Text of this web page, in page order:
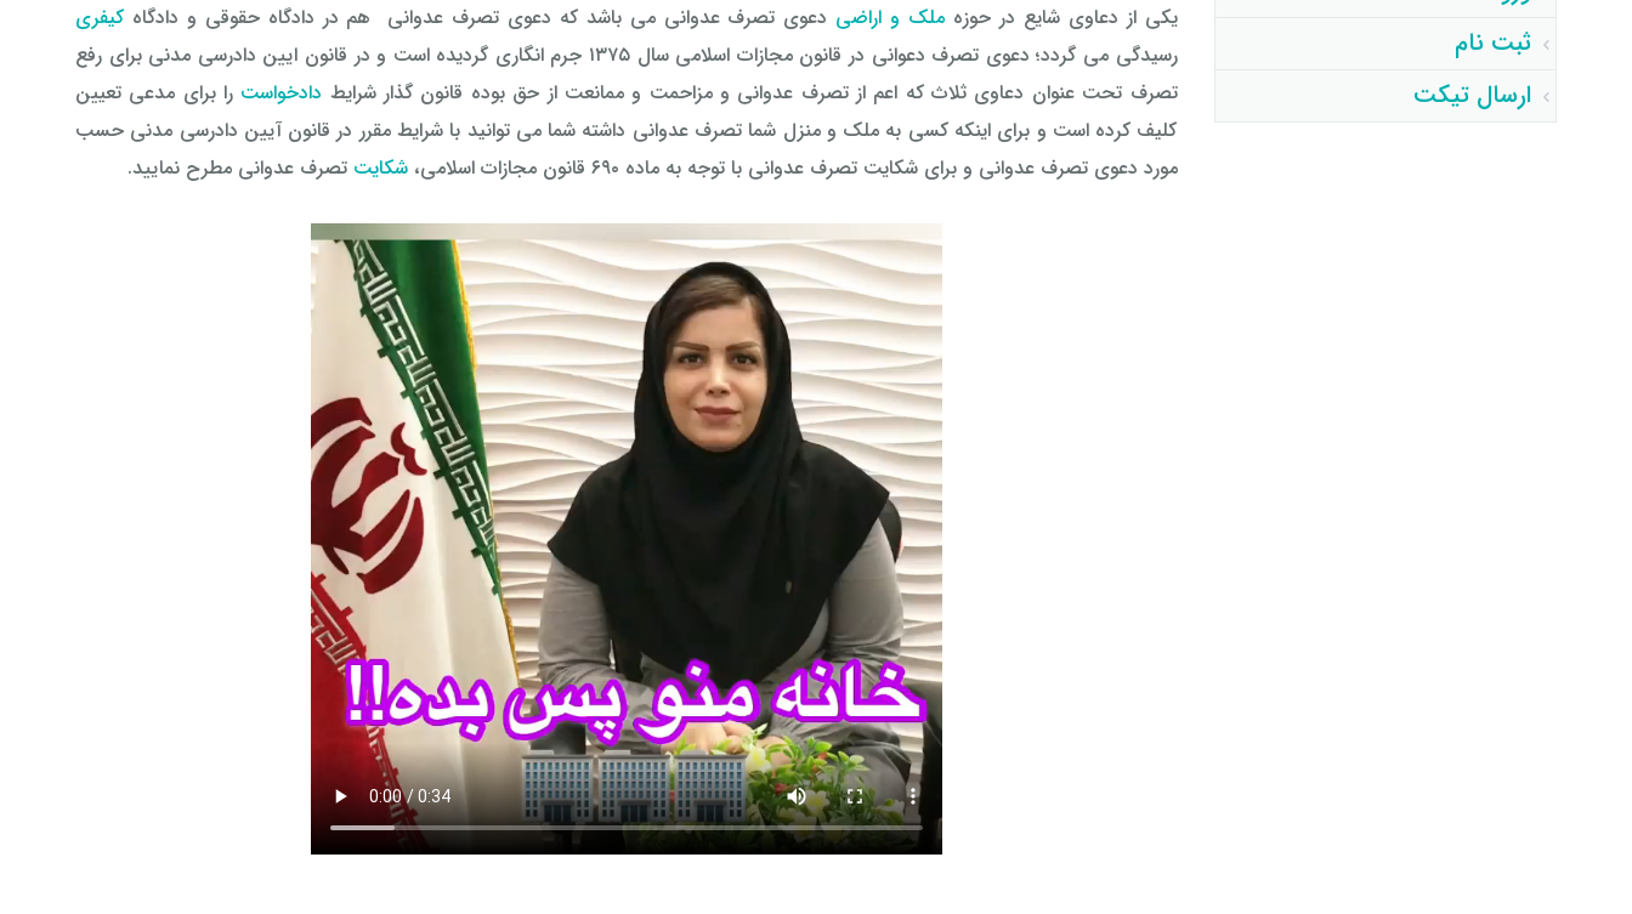
ثبت نام
ارسال تیکت
یکی از دعاوی شایع در حوزه ملک و اراضی دعوی تصرف عدوانی می باشد که دعوی تصرف عدوانی هم در دادگاه حقوقی و دادگاه کیفری
رسیدگی می گردد؛ دعوی تصرف دعوانی در قانون مجازات اسلامی سال ۱۳۷۵ جرم انگاری گردیده است و در قانون ایین دادرسی مدنی برای رفع
تصرف تحت عنوان دعاوی ثلاث که اعم از تصرف عدوانی و مزاحمت و ممانعت از حق بوده قانون گذار شرایط دادخواست را برای مدعی تعیین
کلیف کرده است و برای اینکه کسی به ملک و منزل شما تصرف عدوانی داشته شما می توانید با شرایط مقرر در قانون آیین دادرسی مدنی حسب
مورد دعوی تصرف عدوانی و برای شکایت تصرف عدوانی با توجه به ماده ۶۹۰ قانون مجازات اسلامی،
شکایت تصرف عدوانی مطرح نمایید.